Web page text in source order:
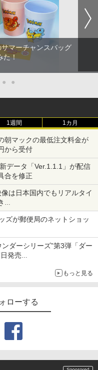
マーチャンスバッグ
た！
● ●
1週間 1カ月
朝マックの最低注文料金が
から受付
データ「Ver.1.1.1」が配信
合を修正
は日本国内でもリアルタイ
ズが郵便局のネットショッ
今年だけの限定商品が登場
ダーシリーズ”第3弾「ダー
発売
もっと見る
ローする